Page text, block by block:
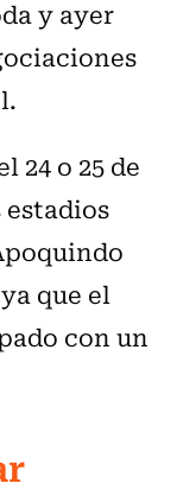
y ayer
24 o 25 de
que el
con un